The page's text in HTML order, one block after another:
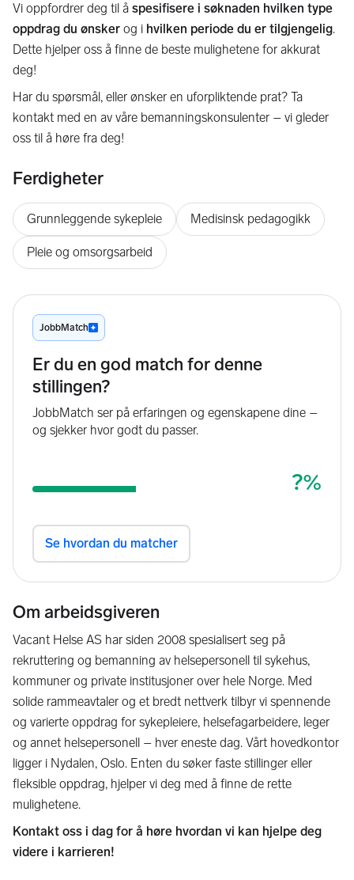
Vi oppfordrer deg til å spesifisere i søknaden hvilken type
oppdrag du ønsker og i hvilken periode du er tilgjengelig.
Dette hjelper oss å finne de beste mulighetene for akkurat
deg!
Har du spørsmål, eller ønsker en uforpliktende prat? Ta
kontakt med en av våre bemanningskonsulenter – vi gleder
oss til å høre fra deg!
Ferdigheter
Grunnleggende sykepleie Medisinsk pedagogikk
Pleie og omsorgsarbeid
Om arbeidsgiveren
Vacant Helse AS har siden 2008 spesialisert seg på
rekruttering og bemanning av helsepersonell til sykehus,
kommuner og private institusjoner over hele Norge. Med
solide rammeavtaler og et bredt nettverk tilbyr vi spennende
og varierte oppdrag for sykepleiere, helsefagarbeidere, leger
og annet helsepersonell – hver eneste dag. Vårt hovedkontor
ligger i Nydalen, Oslo. Enten du søker faste stillinger eller
fleksible oppdrag, hjelper vi deg med å finne de rette
mulighetene.
Kontakt oss i dag for å høre hvordan vi kan hjelpe deg
videre i karrieren!